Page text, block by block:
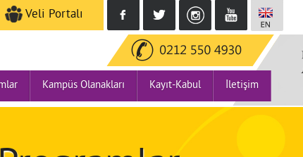
Veli Portalı
Kampüs Olanakları Kayıt-Kabul İletişim